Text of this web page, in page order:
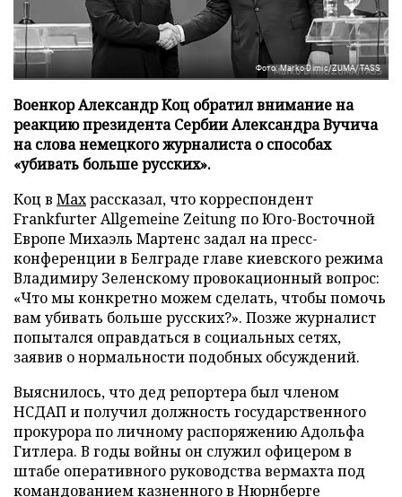
Фото: Marko Dimic/ZUMA/TASS
Военкор Александр Коц обратил внимание на
реакцию президента Сербии Александра Вучича
на слова немецкого журналиста о способах
«убивать больше русских».
Коц в Махрассказал, что корреспондент
Frankfurter Allgemeine Zeitung по Юго-Восточной
Европе Михаэль Мартенс задал на пресс-
конференции в Белграде главе киевского режима
Владимиру Зеленскому провокационный вопрос:
«Что мы конкретно можем сделать, чтобы помочь
вам убивать больше русских?». Позже журналист
попытался оправдаться в социальных сетях,
заявив о нормальности подобных обсуждений.
Выяснилось, что дед репортера был членом
НСДАП и получил должность государственного
прокурора по личному распоряжению Адольфа
Гитлера. В годы войны он служил офицером в
штабе оперативного руководства вермахта под
командованием казненного в Нюрнберге